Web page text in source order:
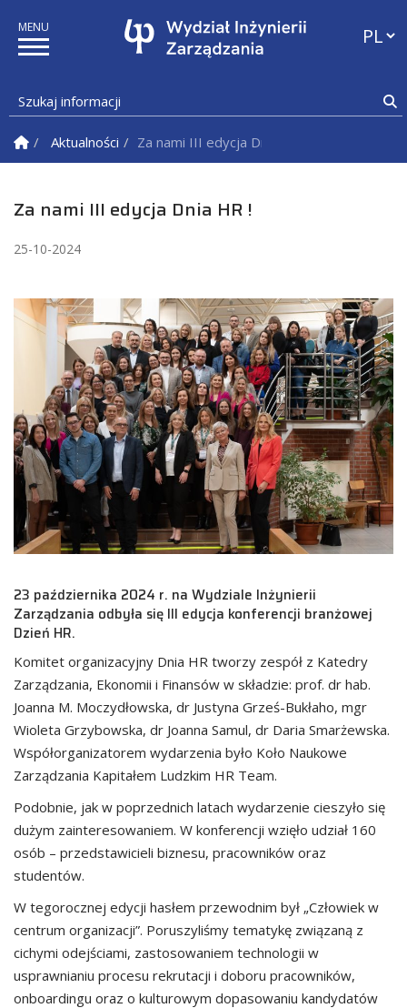
Szukaj informacji
Strona Główna
Aktualności Za nami III edycja Dnia HR !
Za nami III edycja Dnia HR !
25-10-2024
23 października 2024 r. na Wydziale Inżynierii
Zarządzania odbyła się III edycja konferencji branżowej
Dzień HR.
Komitet organizacyjny Dnia HR tworzy zespół z Katedry
Zarządzania, Ekonomii i Finansów w składzie: prof. dr hab.
Joanna M. Moczydłowska, dr Justyna Grześ-Bukłaho, mgr
Wioleta Grzybowska, dr Joanna Samul, dr Daria Smarżewska.
Współorganizatorem wydarzenia było Koło Naukowe
Zarządzania Kapitałem Ludzkim HR Team.
Podobnie, jak w poprzednich latach wydarzenie cieszyło się
dużym zainteresowaniem. W konferencji wzięło udział 160
osób – przedstawicieli biznesu, pracowników oraz
studentów.
W tegorocznej edycji hasłem przewodnim był „Człowiek w
centrum organizacji”. Poruszyliśmy tematykę związaną z
cichymi odejściami, zastosowaniem technologii w
usprawnianiu procesu rekrutacji i doboru pracowników,
onboardingu oraz o kulturowym dopasowaniu kandydatów